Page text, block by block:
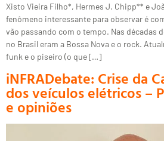
Xisto Vieira Filho*, Hermes J. Chipp** e
fenômeno interessante para observar é
vão passando com o tempo. Nas décadas
no Brasil eram a Bossa Nova e o rock.
funk e o piseiro (o que […]
iNFRADebate: Crise da
dos veículos elétricos –
e opiniões